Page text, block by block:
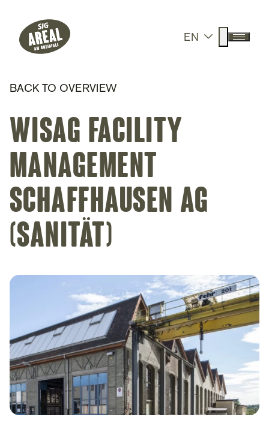
Header
SIG Gemeinnützige Stiftung
EN
Suche
Menü
Hauptnavigation
BACK TO OVERVIEW
Wisag Facility
Management
Schaffhausen AG
(Sanität)